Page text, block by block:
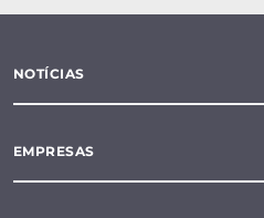
NOTÍCIAS
EMPRESAS